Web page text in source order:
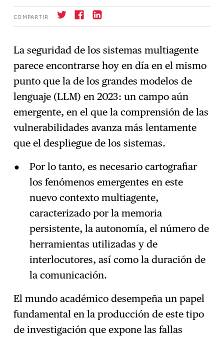
COMPARTIR
→ Suscríbase
La seguridad de los sistemas multiagente
parece encontrarse hoy en día en el mismo
punto que la de los grandes modelos de
lenguaje (LLM) en 2023: un campo aún
emergente, en el que la comprensión de las
vulnerabilidades avanza más lentamente
que el despliegue de los sistemas.
Por lo tanto, es necesario cartografiar
los fenómenos emergentes en este
nuevo contexto multiagente,
caracterizado por la memoria
persistente, la autonomía, el número de
herramientas utilizadas y de
interlocutores, así como la duración de
la comunicación.
El mundo académico desempeña un papel
fundamental en la producción de este tipo
de investigación que expone las fallas